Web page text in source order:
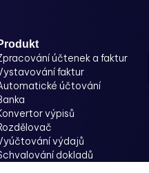
účtenek a faktur
faktur
účtování
výpisů
výdajů
dokladů